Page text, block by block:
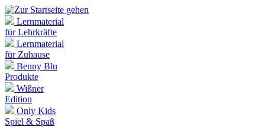
Lernmaterial
für Lehrkräfte
Lernmaterial
für Zuhause
Benny Blu
Produkte
Wißner
Edition
Only Kids
Spiel & Spaß